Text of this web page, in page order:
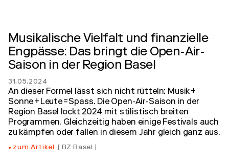
Musikalische Vielfalt und finanzielle
Engpässe: Das bringt die Open-Air-
Saison in der Region Basel
31.05.2024
An dieser Formel lässt sich nicht rütteln: Musik +
Sonne + Leute = Spass. Die Open-Air-Saison in der
Region Basel lockt 2024 mit stilistisch breiten
Programmen. Gleichzeitig haben einige Festivals auch
zu kämpfen oder fallen in diesem Jahr gleich ganz aus.
zum Artikel BZ Basel